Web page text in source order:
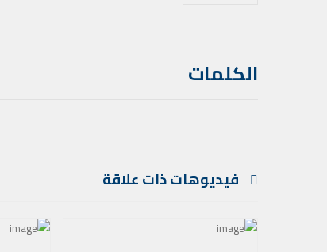
الكلمات
فيديوهات ذات علاقة